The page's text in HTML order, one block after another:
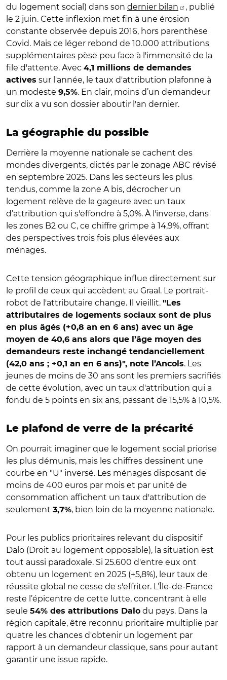
du logement social) dans son dernier bilan
, publié
le 2 juin. Cette inflexion met fin à une érosion
constante observée depuis 2016, hors parenthèse
Covid. Mais ce léger rebond de 10.000 attributions
supplémentaires pèse peu face à l'immensité de la
file d'attente. Avec 4,1 millions de demandes
actives sur l'année, le taux d'attribution plafonne à
un modeste 9,5%. En clair, moins d’un demandeur
sur dix a vu son dossier aboutir l'an dernier.
La géographie du possible
Derrière la moyenne nationale se cachent des
mondes divergents, dictés par le zonage ABC révisé
en septembre 2025. Dans les secteurs les plus
tendus, comme la zone A bis, décrocher un
logement relève de la gageure avec un taux
d’attribution qui s'effondre à 5,0%. À l'inverse, dans
les zones B2 ou C, ce chiffre grimpe à 14,9%, offrant
des perspectives trois fois plus élevées aux
ménages.
Cette tension géographique influe directement sur
le profil de ceux qui accèdent au Graal. Le portrait-
robot de l'attributaire change. Il vieillit. "Les
attributaires de logements sociaux sont de plus
en plus âgés (+0,8 an en 6 ans) avec un âge
moyen de 40,6 ans alors que l’âge moyen des
demandeurs reste inchangé tendanciellement
(42,0 ans ; +0,1 an en 6 ans)", note l’Ancols. Les
jeunes de moins de 30 ans sont les premiers sacrifiés
de cette évolution, avec un taux d'attribution qui a
fondu de 5 points en six ans, passant de 15,5% à 10,5%.
Le plafond de verre de la précarité
On pourrait imaginer que le logement social priorise
les plus démunis, mais les chiffres dessinent une
courbe en "U" inversé. Les ménages disposant de
moins de 400 euros par mois et par unité de
consommation affichent un taux d'attribution de
seulement 3,7%, bien loin de la moyenne nationale.
Pour les publics prioritaires relevant du dispositif
Dalo (Droit au logement opposable), la situation est
tout aussi paradoxale. Si 25.600 d'entre eux ont
obtenu un logement en 2025 (+5,8%), leur taux de
réussite global ne cesse de s'effriter. L’Île-de-France
reste l’épicentre de cette lutte, concentrant à elle
seule 54% des attributions Dalo du pays. Dans la
région capitale, être reconnu prioritaire multiplie par
quatre les chances d'obtenir un logement par
rapport à un demandeur classique, sans pour autant
garantir une issue rapide.